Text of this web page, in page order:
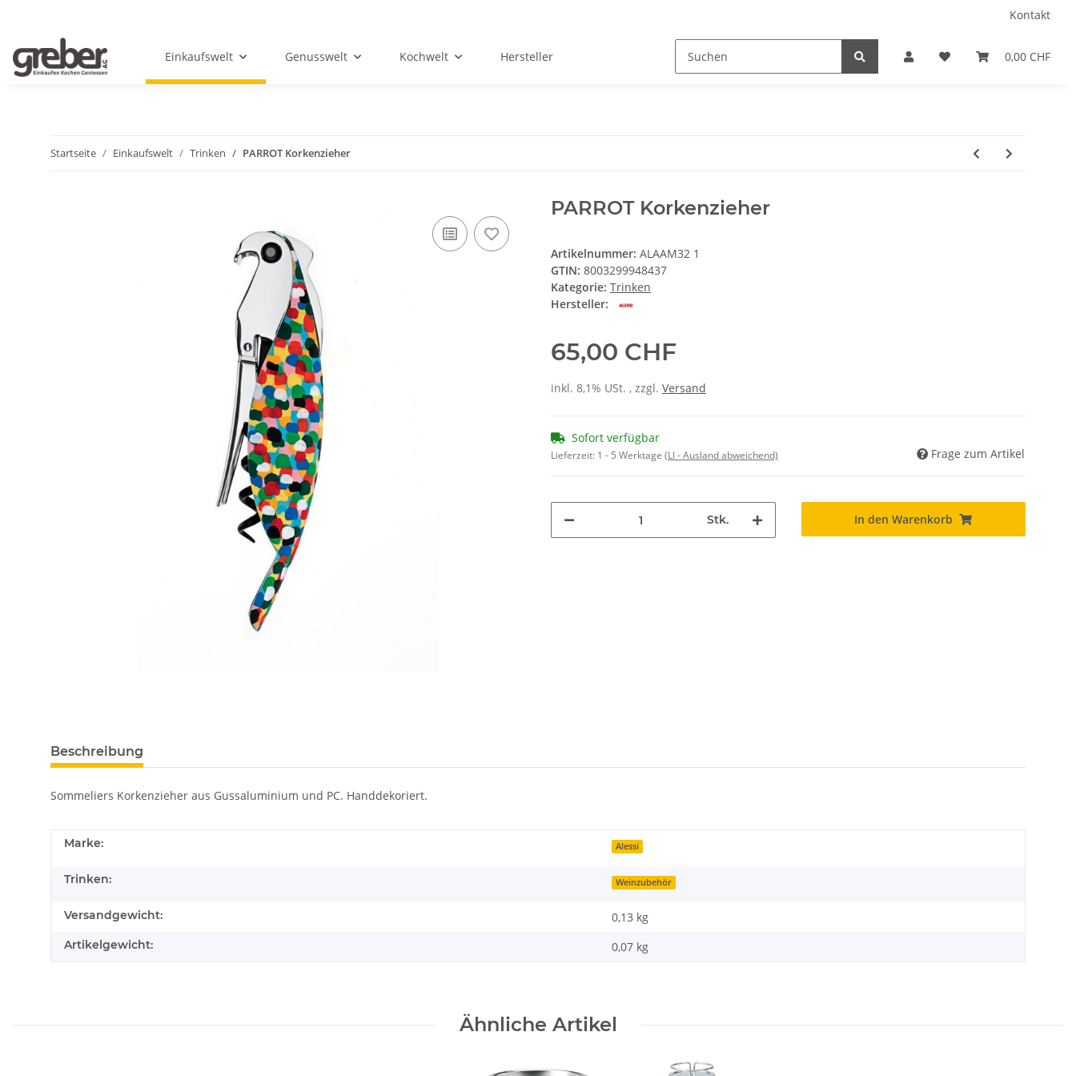
Kontakt
0,00 CHF
Einkaufswelt Genusswelt Kochwelt Hersteller
Startseite Einkaufswelt Trinken PARROT Korkenzieher
PARROT Korkenzieher
Artikelnummer: ALAAM32 1
GTIN: 8003299948437
Kategorie: Trinken
Hersteller:
65,00 CHF
inkl. 8,1% USt. , zzgl. Versand
Sofort verfügbar
Lieferzeit: 1 - 5 Werktage (LI - Ausland abweichend) Frage zum Artikel
Stk. In den Warenkorb
Beschreibung
Sommeliers Korkenzieher aus Gussaluminium und PC. Handdekoriert.
Marke: Alessi
Trinken: Weinzubehör
Versandgewicht: 0,13 kg
Artikelgewicht: 0,07 kg
Ähnliche Artikel